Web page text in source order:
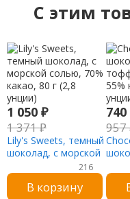
C этим
1 050 ₽
1 371₽
Lily's Sweets, темный
шоколад, с морской
солью, 70% какао,
80 г (2,8 унции)
216
В корзину
740
957
55%